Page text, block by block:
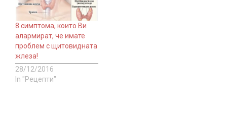
8 симптома, които Ви
алармират, че имате
проблем с щитовидната
жлеза!
28/12/2016
In "Рецепти"